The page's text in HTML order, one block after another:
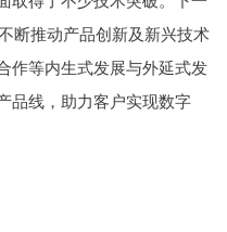
断推动产品创新及新兴技术
作等内生式发展与外延式发
品线，助力客户实现数字